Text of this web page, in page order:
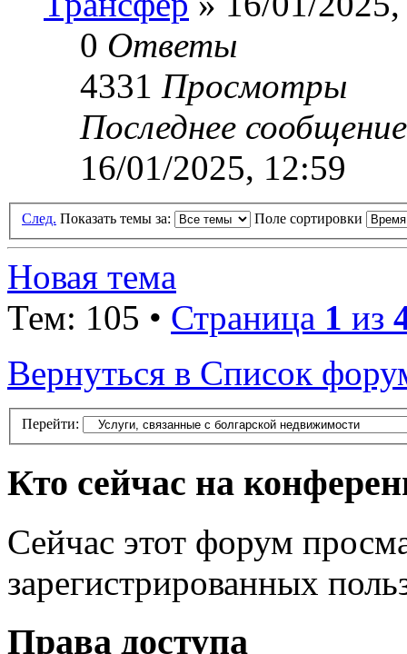
0 Ответы
4331 Просмотры
Последнее
16/01/2025, 12:59
След. Показать темы за: Поле сортировки
Новая тема
Тем: 105 • Страница 1 из
Вернуться в Список
Перейти:
Кто сейчас на
Сейчас этот форум
зарегистрированных
Права доступа